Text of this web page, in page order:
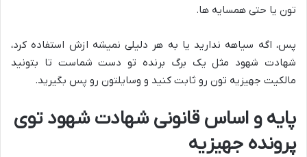
تون یا حتی همسایه ها.
پس، اگه سیاهه ندارید یا به هر دلیلی نمیشه ازش استفاده کرد،
شهادت شهود مثل یک برگ برنده تو دست شماست تا بتونید
مالکیت جهیزیه تون رو ثابت کنید و وسایلتون رو پس بگیرید.
پایه و اساس قانونی شهادت شهود توی
پرونده جهیزیه